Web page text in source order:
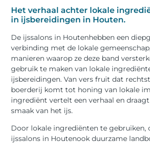
Het verhaal achter lokale
in ijsbereidingen in Houten.
De ijssalons in Houtenhebben een
verbinding met de lokale
manieren waarop ze deze band
gebruik te maken van lokale
ijsbereidingen. Van vers fruit dat
boerderij komt tot honing van lokale
ingrediënt vertelt een verhaal en
smaak van het ijs.
Door lokale ingrediënten te gebruiken,
ijssalons in Houtenook duurzame